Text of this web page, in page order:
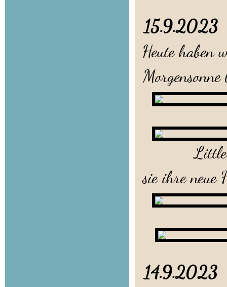
Heute haben
Little
sie ihre neue